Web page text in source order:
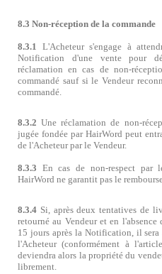
8.3 Non-réception de la commande
8.3.1 L'Acheteur s'engage à
Notification d'une vente pour
réclamation en cas de non-
commandé sauf si le Vendeur
commandé.
8.3.2 Une réclamation de non-
jugée fondée par HairWord peut
de l'Acheteur par le Vendeur.
8.3.3 En cas de non-respect par
HairWord ne garantit pas le
8.3.4 Si, après deux tentatives de
retourné au Vendeur et en
15 jours après la Notification, il sera
l'Acheteur (conformément à
deviendra alors la propriété du
librement.